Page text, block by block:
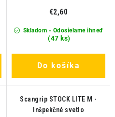
Skladom - Odosielame ihneď
(47 ks)
€2,60
Do košíka
Scangrip STOCK LITE M -
Inšpekčné svetlo